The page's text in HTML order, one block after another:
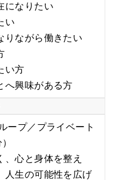
になりたい
い
りながら働きたい
い方
へ興味がある方
ープ／プライベート
、心と身体を整え
人生の可能性を広げ